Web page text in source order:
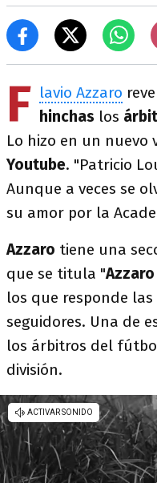
F lavio Azzaro
hinchas los
Lo hizo en un nuevo
Youtube. "Patricio
Aunque a veces se
su amor por la
Azzaro tiene una
que se titula "Azzaro
los que responde
seguidores. Una de
los árbitros del
división.